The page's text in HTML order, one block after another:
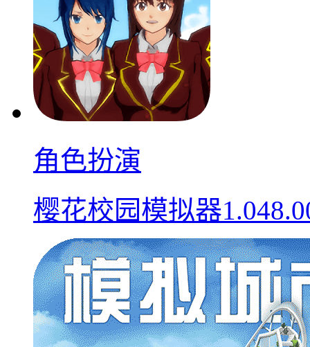
角色扮演
樱花校园模拟器